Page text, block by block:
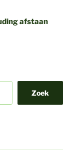
afstaan
Zoek